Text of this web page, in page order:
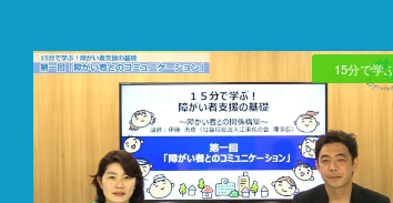
15分で学